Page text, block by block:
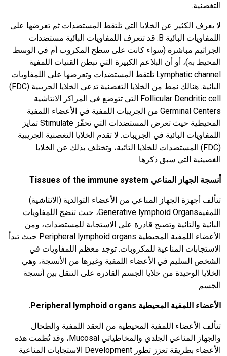
التغصنية.
لا يعرف الكثير عن الخلايا التي تلتقط المستضدات ثم تعرضها على
اللمفاويات البائية B. قد تتعرف اللمفاويات البائية مستضدات
الجراثيم مباشرة (سواء كانت على سطح المكروب أم في الوسط
المحيط به)، أو أن البلاعم الكبيرة التي تبطن القنيات اللمفية
Lymphatic channel تلتقط المستضدات وتعرضها على اللمفاويات
البائية. هنالك نمط من الخلايا التغصنية تدعى الخلايا الجريبية (FDC)
Follicular Dendritic cell التي تتوضع في المراكز الانتاشية
Germinal Centers من الجريبات اللمفية في الأعضاء اللمفية
المحيطية حيث تعرض المستضدات التي تحفّز Stimulate تمايز
اللمفاويات البائية في الجريبات. لا تقدم الخلايا التغصنية الجريبية
(FDC) المستضدات للخلايا التائية، وتختلف بذلك عن الخلايا
الغصينية التي سبق ذكرها.
أنسجة الجهاز المناعي Tissues of the immune system
تتألف أجهزة الجهاز المناعي من الأعضاء التوالدية (الانتاشية)
اللمفيةGenerative lymphoid Organs، حيث تنضج اللمفاويات
البائية والتائية وتصبح قادرة على الاستجابة للمستضدات، ومن
الأعضاء اللمفية المحيطية Peripheral lymphoid organs حيث تبدأ
الاستجابات المناعية للمكروبات. توجد معظم اللمفاويات في
الشخص السليم في الأعضاء اللمفية وغيرها من الأنسجة، وهي
الخلايا الوحيدة من خلايا الجسم القادرة على التنقل بين أنسجة
الجسم.
الأعضاء اللمفية المحيطية Peripheral lymphoid organs.
تتألف الأعضاء اللمفية المحيطية من العقد اللمفية والطحال
والجهاز المناعي الجلدي والمخاطياتي Mucosal، وقد نُظمت هذه
الأعضاء بطريقة تعزز تطور Development الاستجابات المناعية